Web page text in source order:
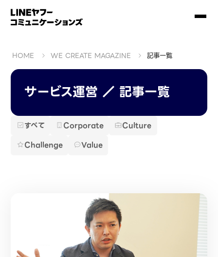
HOME WE CREATE MAGAZINE 記事一覧
サービス運営 ／ 記事一覧
すべて Corporate
Culture
Challenge
Value